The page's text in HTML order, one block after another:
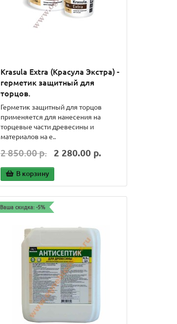
Krasula Extra (Красула Экстра) -
герметик защитный для
торцов.
Герметик защитный для торцов
применяется для нанесения на
торцевые части древесины и
материалов на е..
2 850.00 р. 2 280.00 р.
В корзину
Ваша скидка: -5%